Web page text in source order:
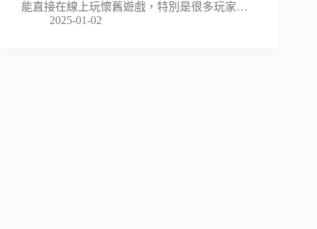
能直接在線上玩懷舊遊戲，特別是很多玩家…
2025-01-02